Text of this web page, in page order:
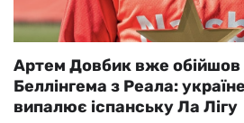
Артем Довбик вже
Беллінгема з Реала:
випалює іспанську Ла Лігу